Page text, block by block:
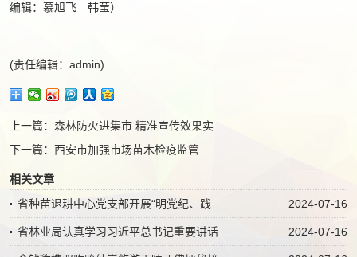
编辑：慕旭飞 韩莹）
(责任编辑：admin)
上一篇： 森林防火进集市 精准宣传效果实
下一篇： 西安市加强市场苗木检疫监管
相关文章
2024-07-16
省种苗退耕中心党支部开展“明党纪、践
2024-07-16
省林业局认真学习习近平总书记重要讲话